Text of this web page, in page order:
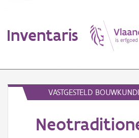
Inventaris
Erfgoedobject
VASTGESTELD